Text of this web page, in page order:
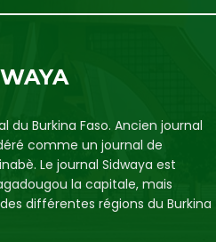
Burkina Faso. Ancien journal
comme un journal de
Le journal Sidwaya est
la capitale, mais
différentes régions du Burkina